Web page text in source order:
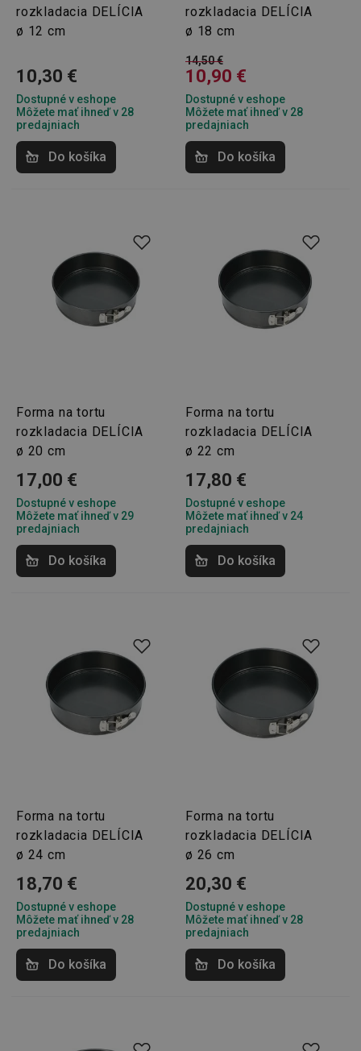
rozkladacia DELÍCIA
ø 12 cm
10,30 €
Dostupné v eshope
Môžete mať ihneď v 28
predajniach
Do košíka
rozkladacia DELÍCIA
ø 18 cm
14,50 €
10,90 €
Dostupné v eshope
Môžete mať ihneď v 28
predajniach
Do košíka
Forma na tortu
rozkladacia DELÍCIA
ø 20 cm
17,00 €
Dostupné v eshope
Môžete mať ihneď v 29
predajniach
Do košíka
Forma na tortu
rozkladacia DELÍCIA
ø 22 cm
17,80 €
Dostupné v eshope
Môžete mať ihneď v 24
predajniach
Do košíka
Forma na tortu
rozkladacia DELÍCIA
ø 24 cm
18,70 €
Dostupné v eshope
Môžete mať ihneď v 28
predajniach
Do košíka
Forma na tortu
rozkladacia DELÍCIA
ø 26 cm
20,30 €
Dostupné v eshope
Môžete mať ihneď v 28
predajniach
Do košíka